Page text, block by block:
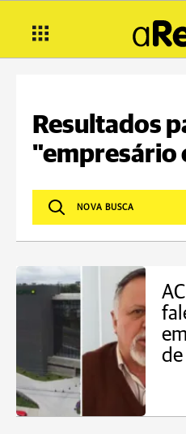
Resultados
"empresário